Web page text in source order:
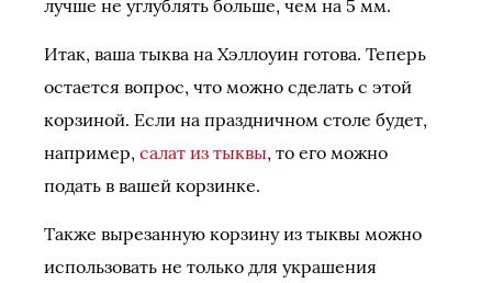
лучше не углублять больше, чем на 5 мм.
Итак, ваша тыква на Хэллоуин готова. Теперь
остается вопрос, что можно сделать с этой
корзиной. Если на праздничном столе будет,
например, салат из тыквы, то его можно
подать в вашей корзинке.
Также вырезанную корзину из тыквы можно
использовать не только для украшения